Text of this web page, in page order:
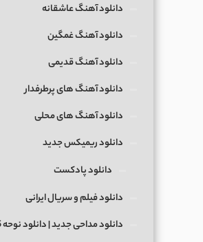
دانلود آهنگ عاشقانه
دانلود آهنگ غمگین
دانلود آهنگ قدیمی
دانلود آهنگ های پرطرفدار
دانلود آهنگ های محلی
دانلود ریمیکس جدید
دانلود پادکست
دانلود فیلم و سریال ایرانی
دانلود مداحی جدید | دانلود نوحه 1405